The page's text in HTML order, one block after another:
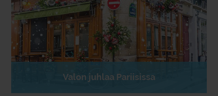
Valon juhlaa Pariisissa